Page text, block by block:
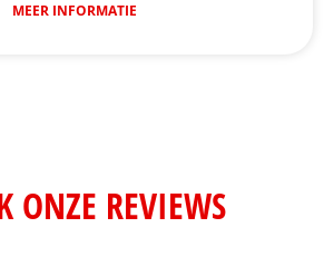
MEER INFORMATIE
ONZE REVIEWS